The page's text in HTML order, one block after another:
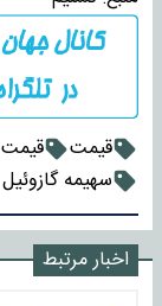
قیمت
سهیمه گازوئیل
اخبار مرتبط